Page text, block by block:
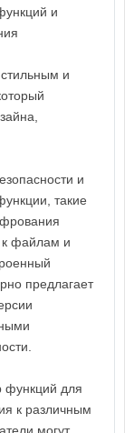
и
и
и
такие
к файлам и
предлагает
функций для
к различным